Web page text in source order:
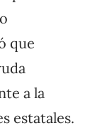
que
a la
estatales.